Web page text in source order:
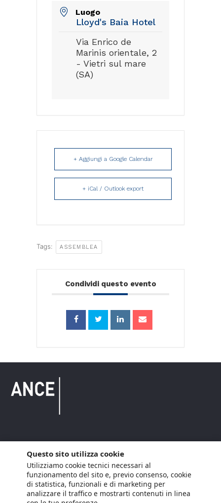
Luogo
Lloyd's Baia Hotel
Via Enrico de
Marinis orientale, 2
- Vietri sul mare
(SA)
+ Aggiungi a Google Calendar
+ iCal / Outlook export
Tags: ASSEMBLEA
Condividi questo evento
Copyright © 2021 ANCE. Tutti i diritti riservati.
Privacy
Arianna Net
Società di
servizi
Cookie Policy
Arianna CE
Questo sito utilizza cookie
Utilizziamo cookie tecnici necessari al
funzionamento del sito e, previo consenso, cookie
di statistica, funzionali e di marketing per
analizzare il traffico e mostrarti contenuti in linea